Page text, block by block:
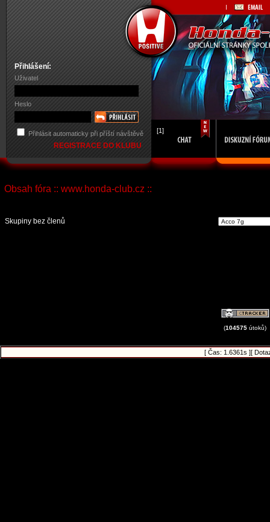
Přihlášení:
Uživatel
Heslo
Přihlásit automaticky při příští návštěvě
REGISTRACE DO KLUBU
[1]
Obsah fóra :: www.honda-club.cz ::
Skupiny bez členů
(104575 útoků)
[ Čas: 1.6361s ][